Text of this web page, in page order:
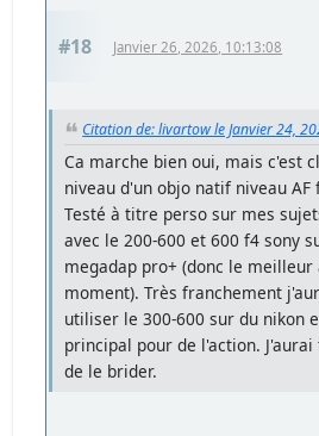
#18 Janvier 26, 2026, 10:13:08
Citation de: livartow le Janvier 24,
Ca marche bien oui, mais c'est
niveau d'un objo natif niveau AF
Testé à titre perso sur mes
avec le 200-600 et 600 f4 sony
megadap pro+ (donc le
moment). Très franchement
utiliser le 300-600 sur du nikon
principal pour de l'action.
de le brider.